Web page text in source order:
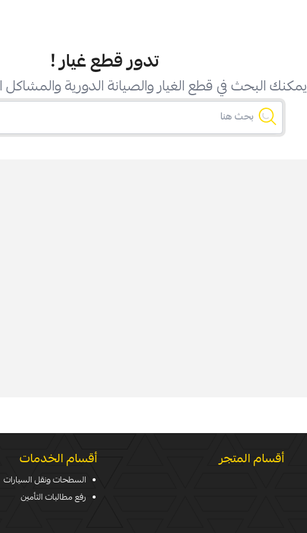
تدور قطع غيار!
يمكنك البحث في قطع الغيار والصيانة الدورية والمشاكل
أقسام المتجر أقسام الخدمات
السطحات ونقل السيارات
رفع مطالبات التأمين